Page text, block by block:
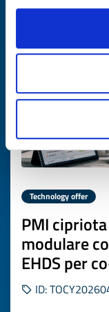
Technology offer
PMI
modulare
EHDS per
ID: